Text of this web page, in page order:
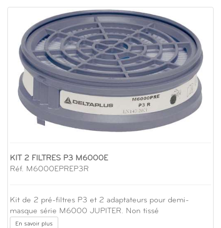
KIT 2 FILTRES P3 M6000E
Réf. M6000EPREP3R
Kit de 2 pré-filtres P3 et 2 adaptateurs pour demi-
masque série M6000 JUPITER. Non tissé
En savoir plus